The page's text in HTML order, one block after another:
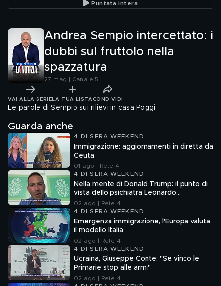
Dolci
Puntata intera
Andrea Sempio intercettato: i
dubbi sul fruttolo nella
spazzatura
27 mag | Canale 5
VAI ALLA SERIE LA TUA LISTA CONDIVIDI
Le parole di Sempio sui rilievi in casa Poggi
Guarda anche
4 DI SERA WEEKEND
Immigrazione: aggiornamenti in diretta da
Ceuta
01 ago | Rete 4
4 DI SERA WEEKEND
Nella mente di Donald Trump: il punto di
vista dello psichiatra Leonardo
Mendolicchio
02 ago | Rete 4
4 DI SERA WEEKEND
Emergenza immigrazione, l'Europa valuta
il modello Italia
02 ago | Rete 4
4 DI SERA WEEKEND
Ucraina, Giuseppe Conte: "Se vinco le
Primarie stop alle armi"
02 ago | Rete 4